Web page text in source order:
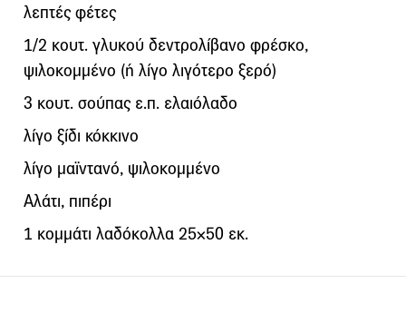
λεπτές φέτες
1/2 κουτ. γλυκού δεντρολίβανο φρέσκο,
ψιλοκομμένο (ή λίγο λιγότερο ξερό)
3 κουτ. σούπας ε.π. ελαιόλαδο
λίγο ξίδι κόκκινο
λίγο μαϊντανό, ψιλοκομμένο
Αλάτι, πιπέρι
1 κομμάτι λαδόκολλα 25×50 εκ.